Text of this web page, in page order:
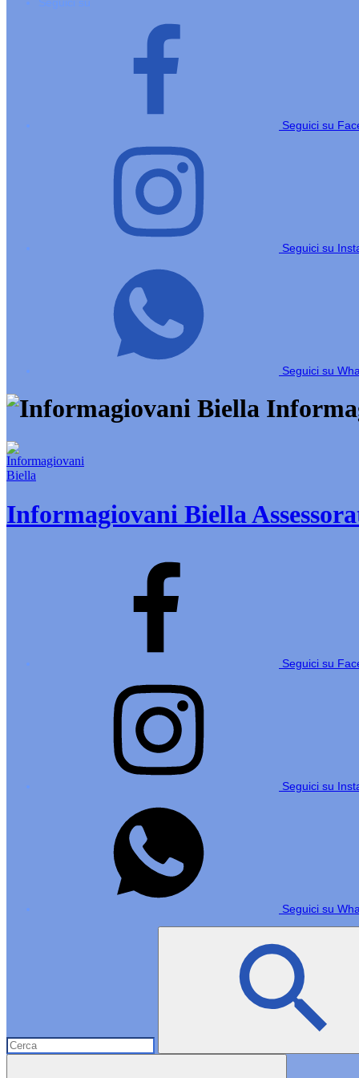
Seguici su
Seguici su
Seguici su
Informagiovani Biella
Seguici su
Seguici su
Seguici su